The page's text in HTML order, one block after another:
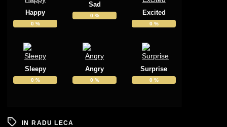
Happy
0 %
Sad
0 % Excited
0 %
Sleepy
0 %
Angry
0 %
Surprise
0 %
IN RADU LECA